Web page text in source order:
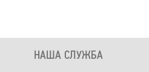
НАША СЛУЖБА